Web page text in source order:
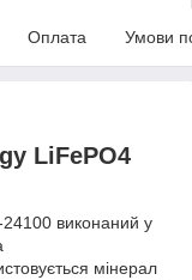
Оплата Умови
LiFePO4
24100 виконаний у
мінерал